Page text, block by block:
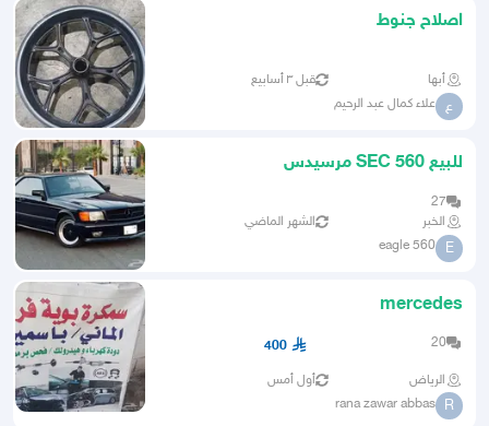
اصلاح جنوط
أبها قبل ٣ أسابيع
ع علاء كمال عبد الرحيم
للبيع SEC 560 مرسيدس
27
الخبر
الشهر الماضي
E
eagle 560
mercedes
20
400
الرياض أول أمس
R
rana zawar abbas